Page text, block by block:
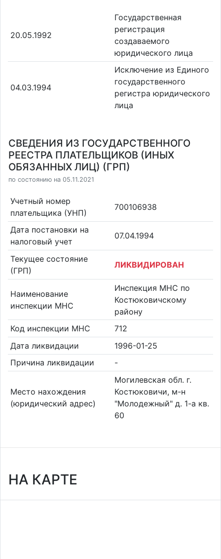
20.05.1992
Государственная
регистрация
создаваемого
юридического лица
04.03.1994
Исключение из Единого
государственного
регистра юридического
лица
СВЕДЕНИЯ ИЗ ГОСУДАРСТВЕННОГО
РЕЕСТРА ПЛАТЕЛЬЩИКОВ (ИНЫХ
ОБЯЗАННЫХ ЛИЦ) (ГРП)
по состоянию на 05.11.2021
Учетный номер
плательщика (УНП)
700106938
Дата постановки на
налоговый учет
07.04.1994
Текущее состояние
(ГРП)
ЛИКВИДИРОВАН
Наименование
инспекции МНС
Инспекция МНС по
Костюковичскому
району
Код инспекции МНС
712
Дата ликвидации
1996-01-25
Причина ликвидации
-
Место нахождения
(юридический адрес)
Могилевская обл. г.
Костюковичи, м-н
"Молодежный" д. 1-а кв.
60
НА КАРТЕ